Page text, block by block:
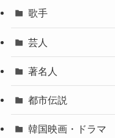
歌手
芸人
著名人
都市伝説
韓国映画・ドラマ